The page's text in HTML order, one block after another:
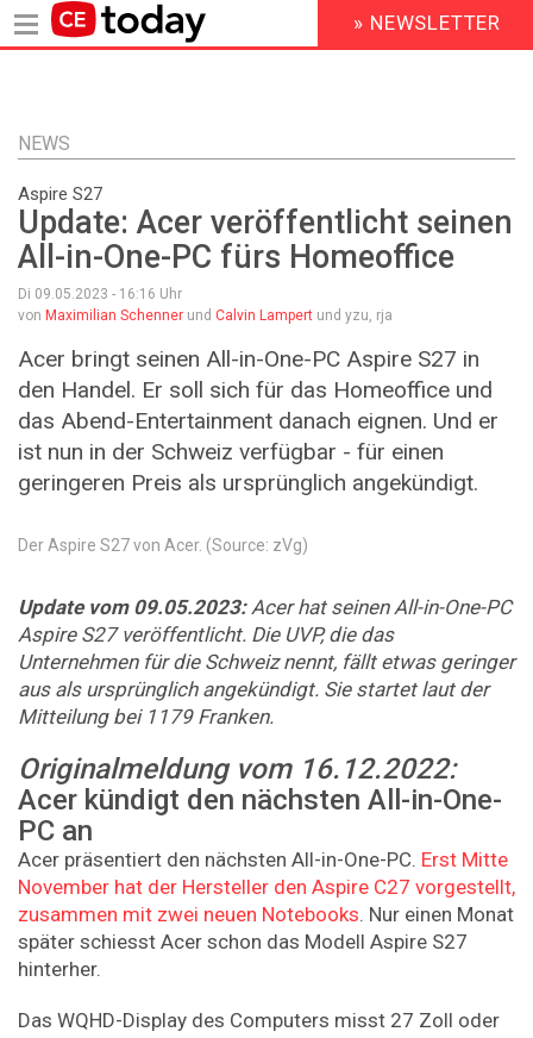
Inhalt
HEADER
MENU
» NEWSLETTER
NEWS
Aspire S27
Update: Acer veröffentlicht seinen
All-in-One-PC fürs Homeoffice
Di 09.05.2023 - 16:16 Uhr
von Maximilian Schenner und Calvin Lampert und yzu, rja
Acer bringt seinen All-in-One-PC Aspire S27 in
den Handel. Er soll sich für das Homeoffice und
das Abend-Entertainment danach eignen. Und er
ist nun in der Schweiz verfügbar - für einen
geringeren Preis als ursprünglich angekündigt.
Der Aspire S27 von Acer. (Source: zVg)
Update vom 09.05.2023:Acer hat seinen All-in-One-PC
Aspire S27 veröffentlicht. Die UVP, die das
Unternehmen für die Schweiz nennt, fällt etwas geringer
aus als ursprünglich angekündigt. Sie startet laut der
Mitteilung bei 1179 Franken.
Originalmeldung vom 16.12.2022:
Acer kündigt den nächsten All-in-One-
PC an
Acer präsentiert den nächsten All-in-One-PC. Erst Mitte
November hat der Hersteller den Aspire C27 vorgestellt,
zusammen mit zwei neuen Notebooks. Nur einen Monat
später schiesst Acer schon das Modell Aspire S27
hinterher.
Das WQHD-Display des Computers misst 27 Zoll oder